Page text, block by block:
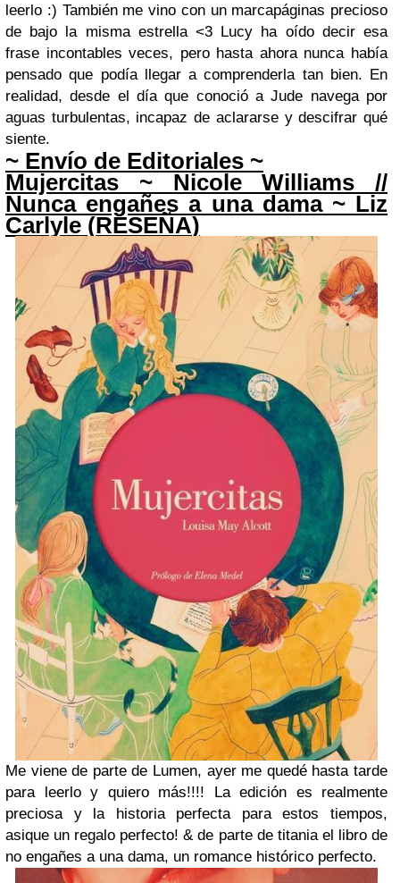
leerlo :) También me vino con un marcapáginas precioso
de bajo la misma estrella <3 Lucy ha oído decir esa
frase incontables veces, pero hasta ahora nunca había
pensado que podía llegar a comprenderla tan bien. En
realidad, desde el día que conoció a Jude navega por
aguas turbulentas, incapaz de aclararse y descifrar qué
siente.
~ Envío de Editoriales ~
Mujercitas ~ Nicole Williams //
Nunca engañes a una dama ~ Liz
Carlyle (RESEÑA)
Me viene de parte de Lumen, ayer me quedé hasta tarde
para leerlo y quiero más!!!! La edición es realmente
preciosa y la historia perfecta para estos tiempos,
asique un regalo perfecto! & de parte de titania el libro de
no engañes a una dama, un romance histórico perfecto.